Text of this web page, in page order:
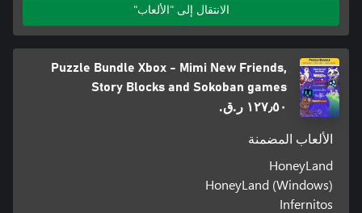
الانتقال إلى "الألعاب"
Puzzle Bundle Xbox - Mimi New Friends,
Story Blocks and Sokoban games
١٢٧٫٥٠ ر.ق.‏
الألعاب المضمنة
HoneyLand
HoneyLand (Windows)
Infernitos